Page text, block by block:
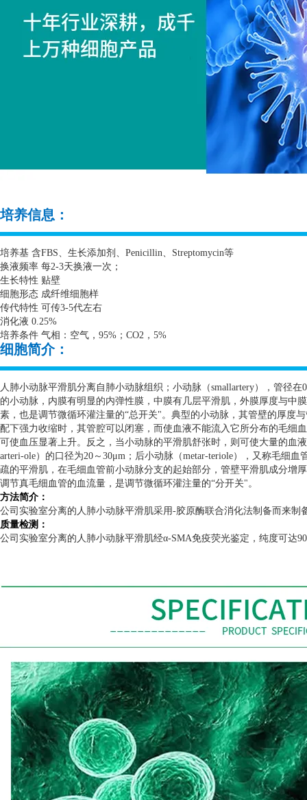
培养信息：
培养基 含FBS、生长添加剂、 Penicillin、 Streptomycin等
换液频率 每2-3天换液一次；
生长特性 贴壁
细胞形态 成纤维细胞样
传代特性 可传3-5代左右
消化液 0.25%
培养条件 气相：空气， 95% ； CO2 ， 5%
细胞简介：
人肺小动脉平滑肌分离自肺小动脉组织；小动脉（smallartery），管径在
的小动脉，内膜有明显的内弹性膜，中膜有几层平滑肌，外膜厚度与中
素，也是调节微循环灌注量的“总开关"。典型的小动脉，其管壁的厚度
配下强力收缩时，其管腔可以闭塞，而使血液不能流入它所分布的毛细
可使血压显著上升。反之，当小动脉的平滑肌舒张时，则可使大量的血
arteri-ole）的口径为20 ～ 30μm ；后小动脉（metar-teriole），又称毛细血
疏的平滑肌，在毛细血管前小动脉分支的起始部分，管壁平滑肌成分增
调节真毛细血管的血流量，是调节微循环灌注量的“分开关"。
方法简介：
公司实验室分离的人肺小动脉平滑肌采用-胶原酶联合消化法制备而来制
质量检测：
公司实验室分离的人肺小动脉平滑肌经α-SMA免疫荧光鉴定，纯度可达